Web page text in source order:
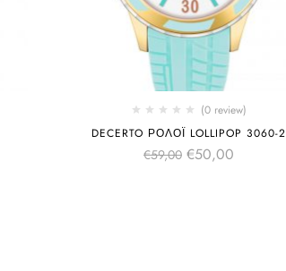
(0 review)
DECERTO ΡΟΛΌΙ LOLLIPOP 3060-2
€59,00 €50,00